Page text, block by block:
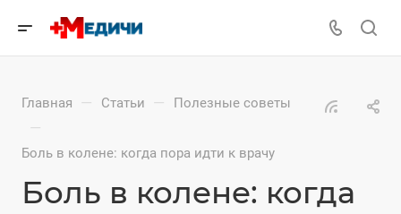
Главная — Статьи — Полезные советы
—
Боль в колене: когда пора идти к врачу
Боль в колене: когда